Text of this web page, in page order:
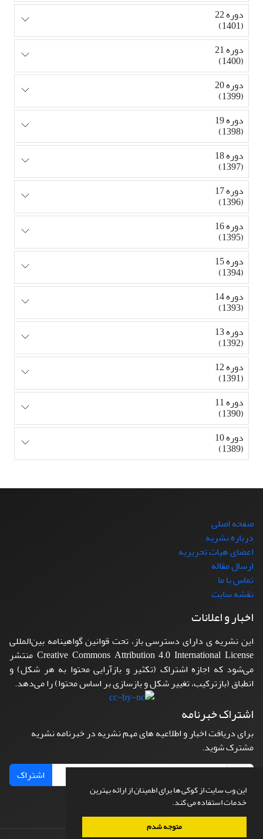
این وب سایت از کوکی ها برای اطمینان از ارائه بهترین
خدمات استفاده می کند.
متوجه شدم
دوره 22
(1401)
دوره 21
(1400)
دوره 20
(1399)
دوره 19
(1398)
دوره 18
(1397)
دوره 17
(1396)
دوره 16
(1395)
دوره 15
(1394)
دوره 14
(1393)
دوره 13
(1392)
دوره 12
(1391)
دوره 11
(1390)
دوره 10
(1389)
صفحه اصلی
درباره نشریه
اعضای هیات تحریریه
ارسال مقاله
تماس با ما
نقشه سایت
اخبار و اعلانات
این نشریه ی دارای دسترسی باز، تحت قوانین گواهینامه بین‌المللی
Creative Commons Attribution 4.0 International License منتشر
می‌شود که اجازه اشتراک (تکثیر و بازآرایی محتوا به هر شکل) و
انطباق (بازترکیب، تغییر شکل و بازسازی بر اساس محتوا) را می‌دهد.
اشتراک خبرنامه
برای دریافت اخبار و اطلاعیه های مهم نشریه در خبرنامه نشریه
مشترک شوید.
اشتراک